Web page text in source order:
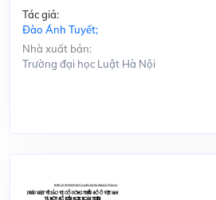
Tác giả:
Đào Ánh Tuyết;
Nhà xuất bản:
Trường đại học Luật Hà Nội